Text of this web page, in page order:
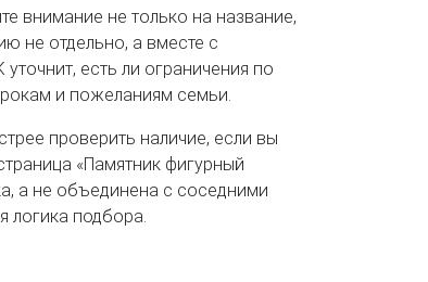
внимание не только на название,
не отдельно, а вместе с
есть ли ограничения по
и пожеланиям семьи.
проверить наличие, если вы
«Памятник фигурный
а не объединена с соседними
логика подбора.